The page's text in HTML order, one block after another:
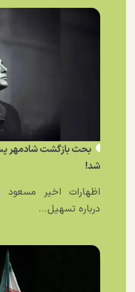
بحث بازگشت شادمهر
شد!
اظهارات اخیر مسعود
درباره تسهیل...